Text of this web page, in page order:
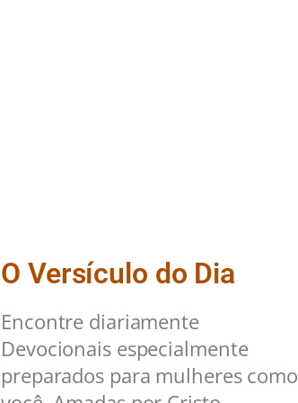
O Versículo do Dia
Encontre diariamente
Devocionais especialmente
preparados para mulheres como